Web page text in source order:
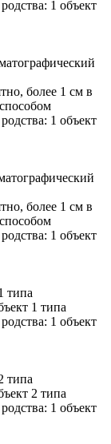
1 объект
более 1 см в
1 объект
более 1 см в
1 объект
типа
1 типа
1 объект
типа
2 типа
1 объект